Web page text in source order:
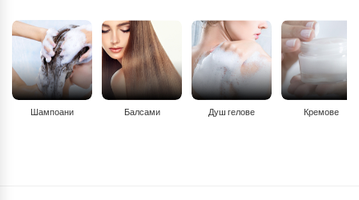
Шампоани Балсами Душ гелове Кремове